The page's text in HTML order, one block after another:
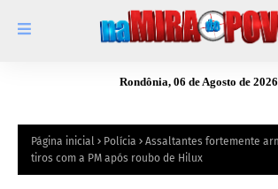
Rondônia, 06 de Agosto de 2026
Página inicial Polícia
Assaltantes fortemente
tiros com a PM após roubo de Hilux